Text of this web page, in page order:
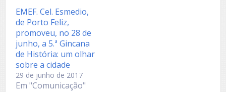
EMEF. Cel. Esmedio,
de Porto Feliz,
promoveu, no 28 de
junho, a 5.ª Gincana
de História: um olhar
sobre a cidade
29 de junho de 2017
Em "Comunicação"